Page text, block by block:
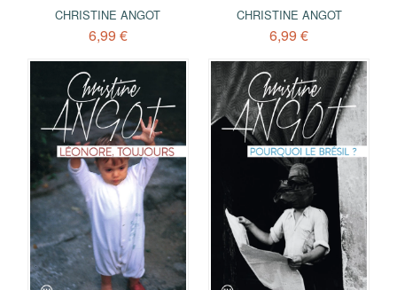
CHRISTINE ANGOT
6,99 €
CHRISTINE ANGOT
6,99 €